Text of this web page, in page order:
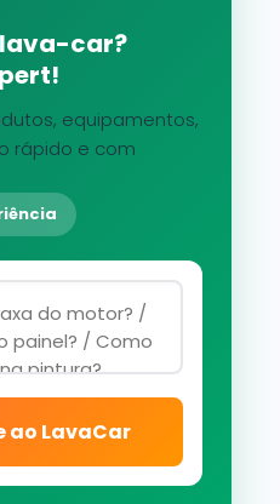
car?
equipamentos,
rápido e com
ao LavaCar